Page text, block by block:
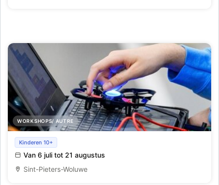
WORKSHOPS/ AUTRE
Drone kamp
Kinderen 10+
Van 6 juli tot 21 augustus
Sint-Pieters-Woluwe